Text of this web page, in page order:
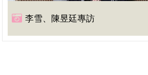
李雪、陳昱廷專訪